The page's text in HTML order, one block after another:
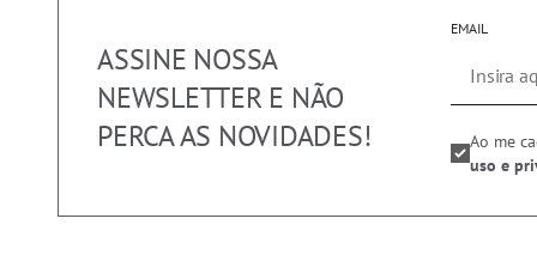
ASSINE NOSSA
NEWSLETTER E NÃO
PERCA AS NOVIDADES!
EMAIL
Ao me
uso e